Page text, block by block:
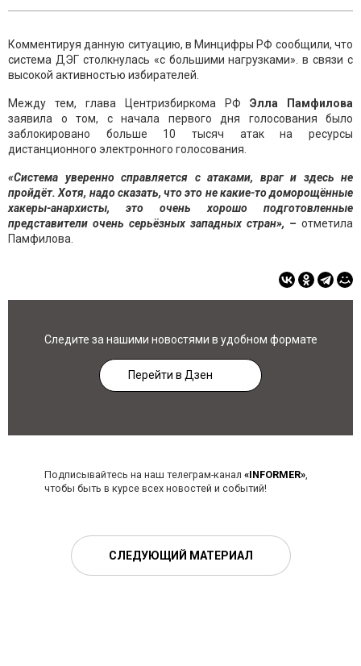
Комментируя данную ситуацию, в Минцифры РФ сообщили, что
система ДЭГ столкнулась «с большими нагрузками». в связи с
высокой активностью избирателей.
Между тем, глава Центризбиркома РФ Элла Памфилова
заявила о том, с начала первого дня голосования было
заблокировано больше 10 тысяч атак на ресурсы
дистанционного электронного голосования.
«Система уверенно справляется с атаками, враг и здесь не
пройдёт. Хотя, надо сказать, что это не какие-то доморощённые
хакеры-анархисты, это очень хорошо подготовленные
представители очень серьёзных западных стран», – отметила
Памфилова.
Следите за нашими новостями в удобном формате
Перейти в Дзен
Подписывайтесь на наш телеграм-канал «INFORMER»,
чтобы быть в курсе всех новостей и событий!
СЛЕДУЮЩИЙ МАТЕРИАЛ